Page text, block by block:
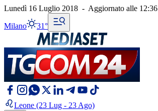
Lunedì 16 Luglio 2018 - Aggiornato alle 12:36
Milano 31°
Leone (23 Lug - 23 Ago)